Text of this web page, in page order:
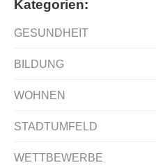
Kategorien:
GESUNDHEIT
BILDUNG
WOHNEN
STADTUMFELD
WETTBEWERBE